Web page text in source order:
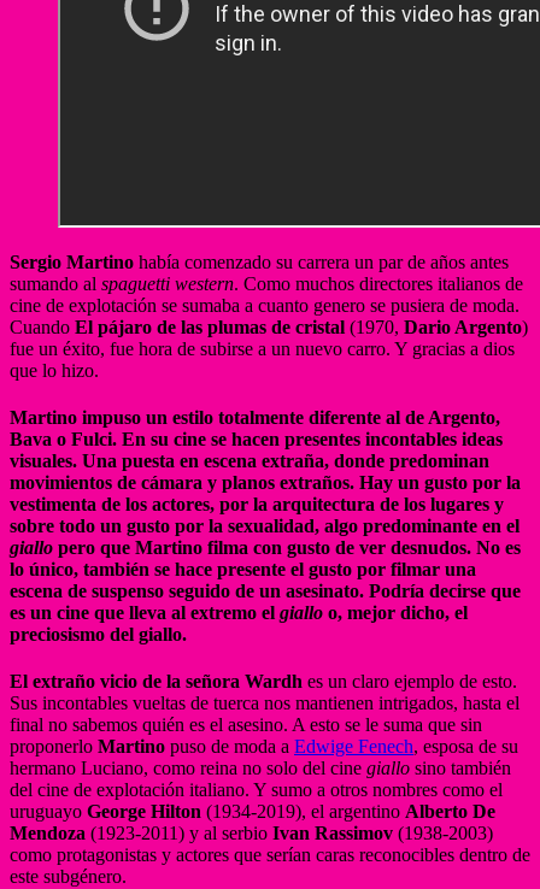
Sergio Martino había comenzado su carrera un par de años antes
sumando al spaguetti western. Como muchos directores italianos de
cine de explotación se sumaba a cuanto genero se pusiera de moda.
Cuando El pájaro de las plumas de cristal (1970, Dario Argento)
fue un éxito, fue hora de subirse a un nuevo carro. Y gracias a dios
que lo hizo.
Martino impuso un estilo totalmente diferente al de Argento,
Bava o Fulci. En su cine se hacen presentes incontables ideas
visuales. Una puesta en escena extraña, donde predominan
movimientos de cámara y planos extraños. Hay un gusto por la
vestimenta de los actores, por la arquitectura de los lugares y
sobre todo un gusto por la sexualidad, algo predominante en el
giallo pero que Martino filma con gusto de ver desnudos. No es
lo único, también se hace presente el gusto por filmar una
escena de suspenso seguido de un asesinato. Podría decirse que
es un cine que lleva al extremo el giallo o, mejor dicho, el
preciosismo del giallo.
El extraño vicio de la señora Wardh es un claro ejemplo de esto.
Sus incontables vueltas de tuerca nos mantienen intrigados, hasta el
final no sabemos quién es el asesino. A esto se le suma que sin
proponerlo Martino puso de moda a Edwige Fenech, esposa de su
hermano Luciano, como reina no solo del cine giallo sino también
del cine de explotación italiano. Y sumo a otros nombres como el
uruguayo George Hilton (1934-2019), el argentino Alberto De
Mendoza (1923-2011) y al serbio Ivan Rassimov (1938-2003)
como protagonistas y actores que serían caras reconocibles dentro de
este subgénero.